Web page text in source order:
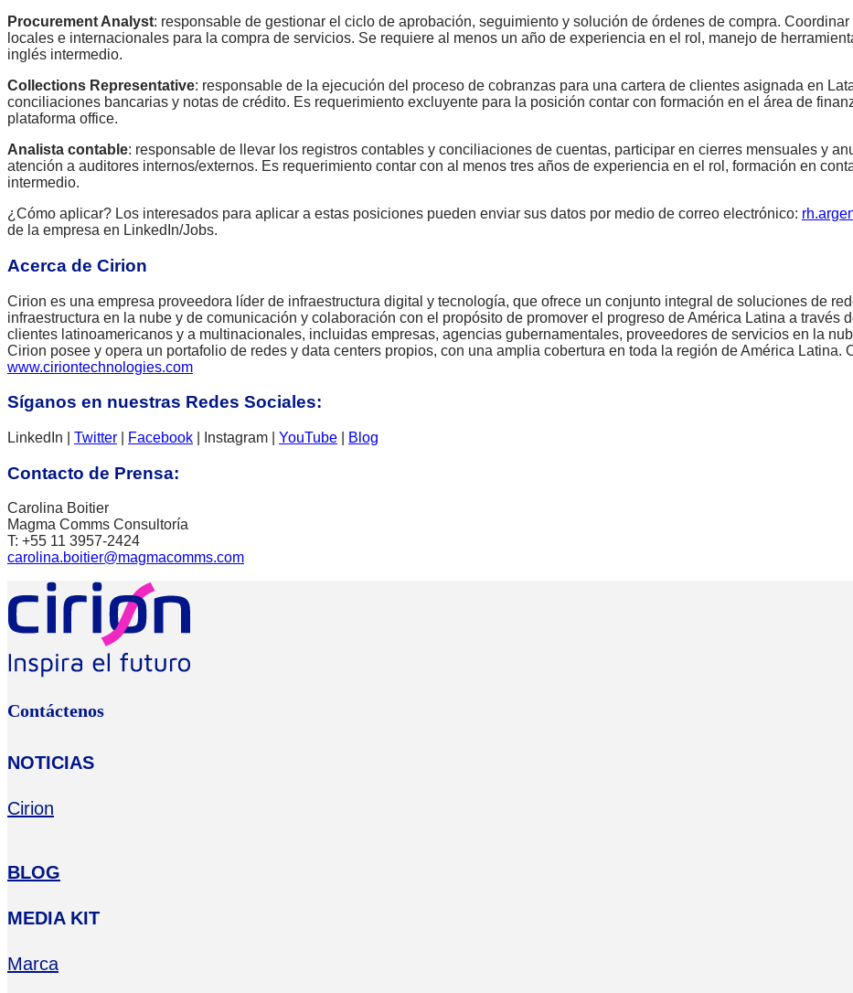
Procurement Analyst: responsable de gestionar el ciclo de aprobación, seguimiento y solución de órdenes de compra.
locales e internacionales para la compra de servicios. Se requiere al menos un año de experiencia en el rol, manejo de
inglés intermedio.
Collections Representative: responsable de la ejecución del proceso de cobranzas para una cartera de clientes asignada en
conciliaciones bancarias y notas de crédito. Es requerimiento excluyente para la posición contar con formación en el área de
plataforma office.
Analista contable: responsable de llevar los registros contables y conciliaciones de cuentas, participar en cierres mensuales y
atención a auditores internos/externos. Es requerimiento contar con al menos tres años de experiencia en el rol, formación en
intermedio.
¿Cómo aplicar? Los interesados para aplicar a estas posiciones pueden enviar sus datos por medio de correo electrónico:
de la empresa en LinkedIn/Jobs.
Acerca de Cirion
Cirion es una empresa proveedora líder de infraestructura digital y tecnología, que ofrece un conjunto integral de soluciones de
infraestructura en la nube y de comunicación y colaboración con el propósito de promover el progreso de América Latina a través
clientes latinoamericanos y a multinacionales, incluidas empresas, agencias gubernamentales, proveedores de servicios en la
Cirion posee y opera un portafolio de redes y data centers propios, con una amplia cobertura en toda la región de América Latina.
www.ciriontechnologies.com
Síganos en nuestras Redes Sociales:
LinkedIn | Twitter Facebook | Instagram | YouTube Blog
Contacto de Prensa:
Carolina Boitier
Magma Comms Consultoría
T: +55 11 3957-2424
carolina.boitier@magmacomms.com
Contáctenos
NOTICIAS
Cirion
BLOG
MEDIA KIT
Marca